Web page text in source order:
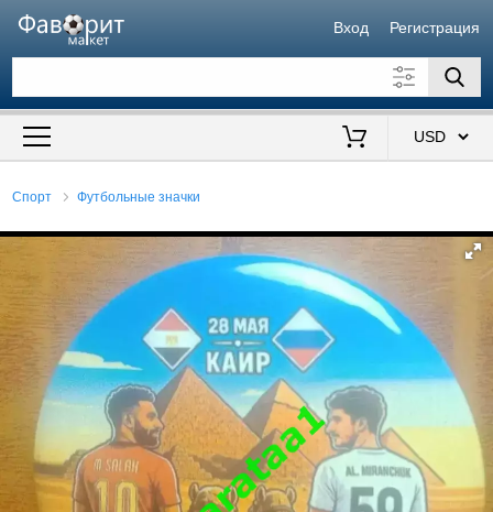
Вход Регистрация
Искать также в описании
Спорт Футбольные значки